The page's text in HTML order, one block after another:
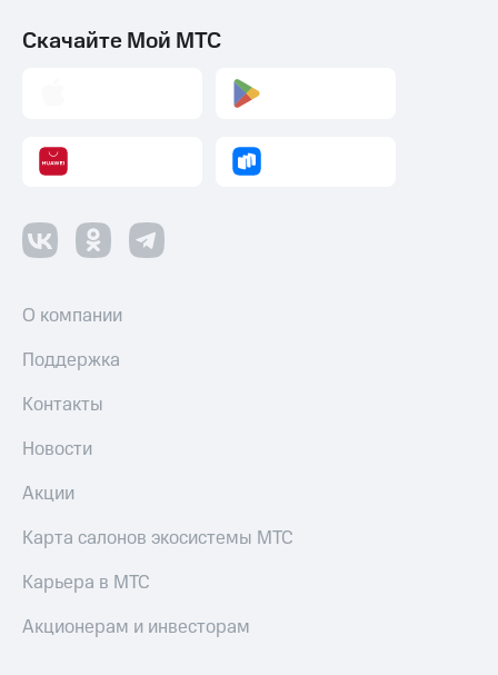
Скачайте Мой МТС
О компании
Поддержка
Контакты
Новости
Акции
Карта салонов экосистемы МТС
Карьера в МТС
Акционерам и инвесторам